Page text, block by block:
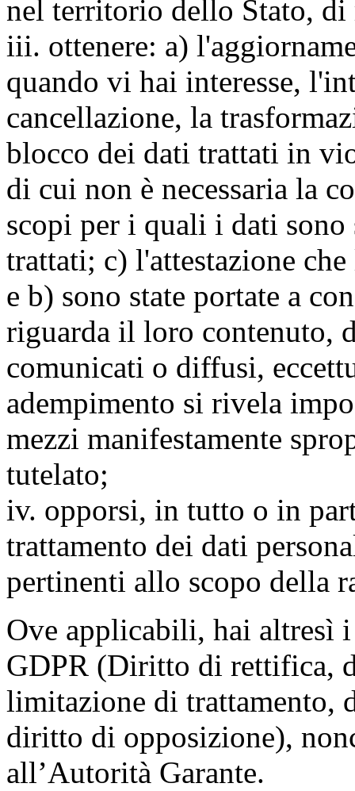
nel territorio dello Stato,
iii. ottenere: a)
quando vi hai interesse,
cancellazione, la
blocco dei dati trattati in
di cui non è necessaria la
scopi per i quali i dati sono
trattati; c) l'attestazione
e b) sono state portate a
riguarda il loro contenuto,
comunicati o diffusi,
adempimento si rivela
mezzi manifestamente
tutelato;
iv. opporsi, in tutto o in
trattamento dei dati
pertinenti allo scopo della
Ove applicabili, hai
GDPR (Diritto di rettifica,
limitazione di trattamento,
diritto di opposizione),
all’Autorità Garante.